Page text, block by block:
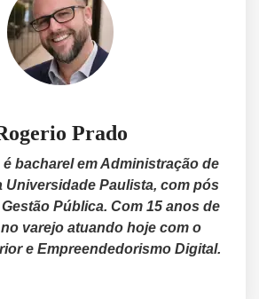
Prado
bacharel em Administração de
Universidade Paulista, com pós
Pública. Com 15 anos de
varejo atuando hoje com o
e Empreendedorismo Digital.